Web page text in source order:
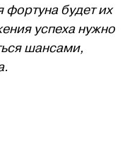
будет их
успеха нужно
шансами,